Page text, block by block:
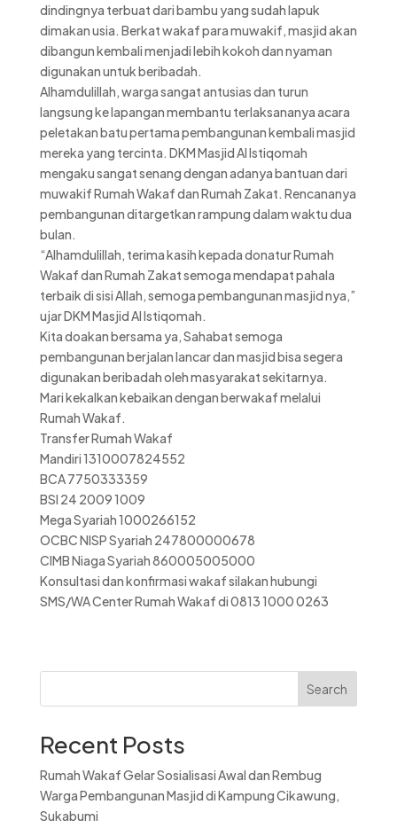
dindingnya terbuat dari bambu yang sudah lapuk
dimakan usia. Berkat wakaf para muwakif, masjid akan
dibangun kembali menjadi lebih kokoh dan nyaman
digunakan untuk beribadah.
Alhamdulillah, warga sangat antusias dan turun
langsung ke lapangan membantu terlaksananya acara
peletakan batu pertama pembangunan kembali masjid
mereka yang tercinta. DKM Masjid Al Istiqomah
mengaku sangat senang dengan adanya bantuan dari
muwakif Rumah Wakaf dan Rumah Zakat. Rencananya
pembangunan ditargetkan rampung dalam waktu dua
bulan.
“Alhamdulillah, terima kasih kepada donatur Rumah
Wakaf dan Rumah Zakat semoga mendapat pahala
terbaik di sisi Allah, semoga pembangunan masjid nya,”
ujar DKM Masjid Al Istiqomah.
Kita doakan bersama ya, Sahabat semoga
pembangunan berjalan lancar dan masjid bisa segera
digunakan beribadah oleh masyarakat sekitarnya.
Mari kekalkan kebaikan dengan berwakaf melalui
Rumah Wakaf.
Transfer Rumah Wakaf
Mandiri 1310007824552
BCA 7750333359
BSI 24 2009 1009
Mega Syariah 1000266152
OCBC NISP Syariah 247800000678
CIMB Niaga Syariah 860005005000
Konsultasi dan konfirmasi wakaf silakan hubungi
SMS/WA Center Rumah Wakaf di 0813 1000 0263
Search
Recent Posts
Rumah Wakaf Gelar Sosialisasi Awal dan Rembug
Warga Pembangunan Masjid di Kampung Cikawung,
Sukabumi